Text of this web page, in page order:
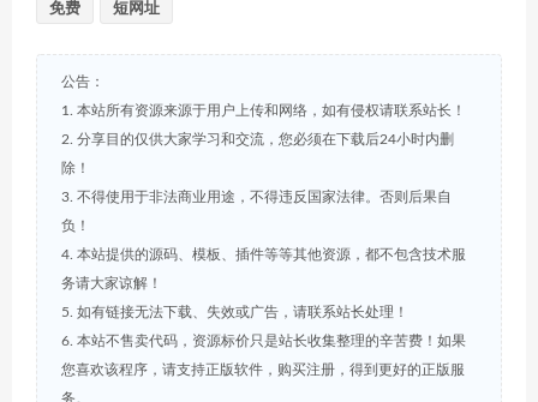
免费 短网址
公告：
1. 本站所有资源来源于用户上传和网络，如有侵权请联系站长！
2. 分享目的仅供大家学习和交流，您必须在下载后24小时内删
除！
3. 不得使用于非法商业用途，不得违反国家法律。否则后果自
负！
4. 本站提供的源码、模板、插件等等其他资源，都不包含技术服
务请大家谅解！
5. 如有链接无法下载、失效或广告，请联系站长处理！
6. 本站不售卖代码，资源标价只是站长收集整理的辛苦费！如果
您喜欢该程序，请支持正版软件，购买注册，得到更好的正版服
务。